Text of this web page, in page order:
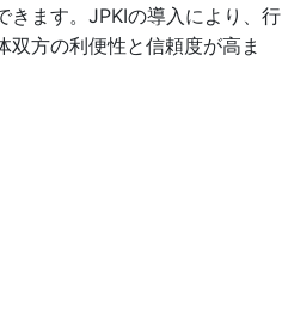
きます。JPKIの導入により、行
方の利便性と信頼度が高ま